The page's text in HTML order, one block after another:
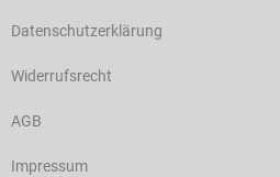
Datenschutzerklärung
Widerrufsrecht
AGB
Impressum